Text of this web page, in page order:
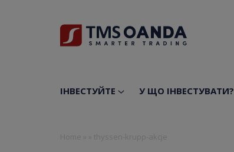
ІНВЕСТУЙТЕ У ЩО ІНВЕСТУВАТИ?